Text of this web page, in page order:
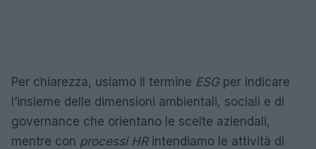
Per chiarezza, usiamo il termine ESGper indicare
l’insieme delle dimensioni ambientali, sociali e di
governance che orientano le scelte aziendali,
mentre con processi HRintendiamo le attività di